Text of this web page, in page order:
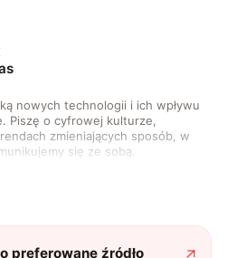
nowych technologii i ich wpływu
Piszę o cyfrowej kulturze,
zmieniających sposób, w
się ze sobą.
popkulturą. W wolnych
preferowane źródło